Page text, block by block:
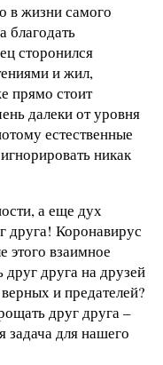
в жизни самого
благодать
сторонился
и жил,
прямо стоит
далеки от уровня
естественные
никак
а еще дух
друга! Коронавирус
этого взаимное
друга на друзей
и предателей?
друг друга –
задача для нашего